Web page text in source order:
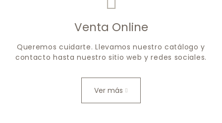
Venta Online
Queremos cuidarte. Llevamos nuestro catálogo y
contacto hasta nuestro sitio web y redes sociales.
Ver más